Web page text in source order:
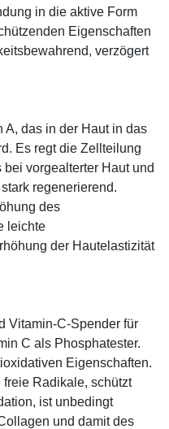
in die aktive Form
Eigenschaften
verzögert
A, das in der Haut in das
Es regt die Zellteilung
vorgealterter Haut und
regenerierend.
des
leichte
der Hautelastizität
Vitamin-C-Spender für
C als Phosphatester.
Eigenschaften.
Radikale, schützt
ist unbedingt
und damit des